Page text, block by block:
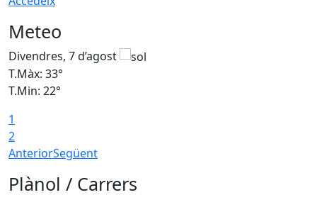
Meteo
Divendres, 7 d’agost
T.Màx: 33°
T.Min: 22°
1
2
AnteriorSegüent
Plànol / Carrers